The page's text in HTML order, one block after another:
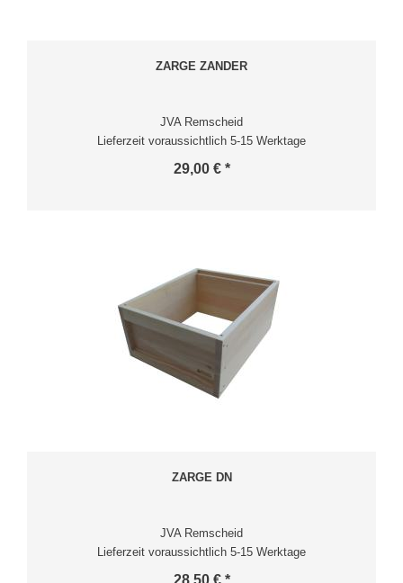
ZARGE ZANDER
JVA Remscheid
Lieferzeit voraussichtlich 5-15 Werktage
29,00 € *
ZARGE DN
JVA Remscheid
Lieferzeit voraussichtlich 5-15 Werktage
28,50 € *